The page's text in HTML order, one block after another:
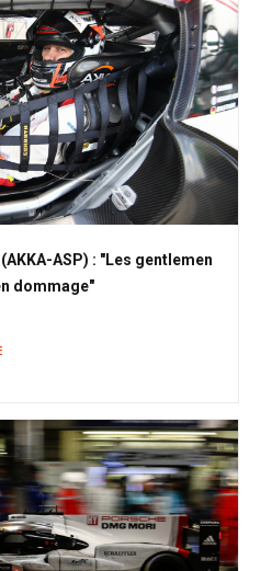
ASP) : "Les gentlemen
dommage"